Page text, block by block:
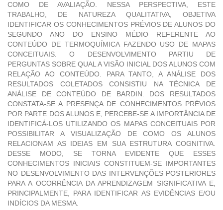
COMO DE AVALIAÇÃO. NESSA PERSPECTIVA, ESTE
TRABALHO, DE NATUREZA QUALITATIVA, OBJETIVA
IDENTIFICAR OS CONHECIMENTOS PRÉVIOS DE ALUNOS DO
SEGUNDO ANO DO ENSINO MÉDIO REFERENTE AO
CONTEÚDO DE TERMOQUÍMICA FAZENDO USO DE MAPAS
CONCEITUAIS. O DESENVOLVIMENTO PARTIU DE
PERGUNTAS SOBRE QUAL A VISÃO INICIAL DOS ALUNOS COM
RELAÇÃO AO CONTEÚDO. PARA TANTO, A ANÁLISE DOS
RESULTADOS COLETADOS CONSISTIU NA TÉCNICA DE
ANÁLISE DE CONTEÚDO DE BARDIN. DOS RESULTADOS
CONSTATA-SE A PRESENÇA DE CONHECIMENTOS PRÉVIOS
POR PARTE DOS ALUNOS E, PERCEBE-SE A IMPORTÂNCIA DE
IDENTIFICÁ-LOS UTILIZANDO OS MAPAS CONCEITUAIS POR
POSSIBILITAR A VISUALIZAÇÃO DE COMO OS ALUNOS
RELACIONAM AS IDEIAS EM SUA ESTRUTURA COGNITIVA.
DESSE MODO, SE TORNA EVIDENTE QUE ESSES
CONHECIMENTOS INICIAIS CONSTITUEM-SE IMPORTANTES
NO DESENVOLVIMENTO DAS INTERVENÇÕES POSTERIORES
PARA A OCORRÊNCIA DA APRENDIZAGEM SIGNIFICATIVA E,
PRINCIPALMENTE, PARA IDENTIFICAR AS EVIDÊNCIAS E/OU
INDÍCIOS DA MESMA.